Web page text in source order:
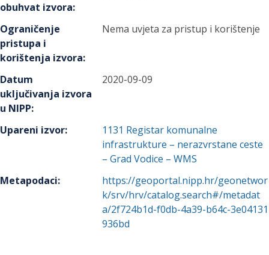
obuhvat izvora:
Ograničenje
pristupa i
korištenja izvora:
Nema uvjeta za pristup i korištenje
Datum
uključivanja izvora
u NIPP:
2020-09-09
Upareni izvor: 1131 Registar komunalne
infrastrukture – nerazvrstane ceste
– Grad Vodice – WMS
Metapodaci:
https://geoportal.nipp.hr/geonetwor
k/srv/hrv/catalog.search#/metadat
a/2f724b1d-f0db-4a39-b64c-3e04131
936bd